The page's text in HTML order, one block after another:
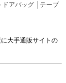
ドアバッグ│ テーブ
大手通販サイトの